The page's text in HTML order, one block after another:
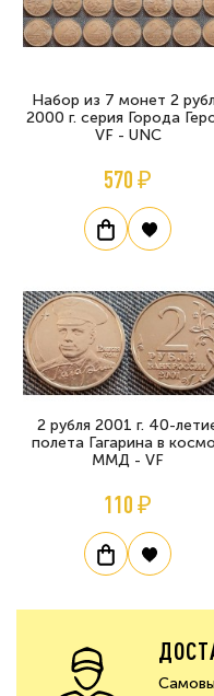
Набор из 7 монет 2
2000 г. серия Города
VF - UNC
570 ₽
2 рубля 2001 г. 40-
полета Гагарина в
ММД - VF
110 ₽